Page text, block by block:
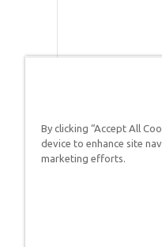
By clicking “Accept All
device to enhance site
marketing efforts.